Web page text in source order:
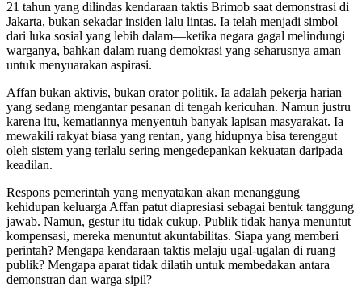
21 tahun yang dilindas kendaraan taktis Brimob saat demonstrasi di
Jakarta, bukan sekadar insiden lalu lintas. Ia telah menjadi simbol
dari luka sosial yang lebih dalam—ketika negara gagal melindungi
warganya, bahkan dalam ruang demokrasi yang seharusnya aman
untuk menyuarakan aspirasi.
Affan bukan aktivis, bukan orator politik. Ia adalah pekerja harian
yang sedang mengantar pesanan di tengah kericuhan. Namun justru
karena itu, kematiannya menyentuh banyak lapisan masyarakat. Ia
mewakili rakyat biasa yang rentan, yang hidupnya bisa terenggut
oleh sistem yang terlalu sering mengedepankan kekuatan daripada
keadilan.
Respons pemerintah yang menyatakan akan menanggung
kehidupan keluarga Affan patut diapresiasi sebagai bentuk tanggung
jawab. Namun, gestur itu tidak cukup. Publik tidak hanya menuntut
kompensasi, mereka menuntut akuntabilitas. Siapa yang memberi
perintah? Mengapa kendaraan taktis melaju ugal-ugalan di ruang
publik? Mengapa aparat tidak dilatih untuk membedakan antara
demonstran dan warga sipil?